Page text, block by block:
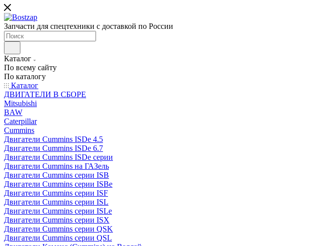
Запчасти для спецтехники с доставкой по России
Каталог
По всему сайту
По каталогу
Каталог
ДВИГАТЕЛИ В СБОРЕ
Mitsubishi
BAW
Caterpillar
Cummins
Двигатели Cummins ISDe 4.5
Двигатели Cummins ISDe 6.7
Двигатели Cummins ISDe серии
Двигатели Cummins на ГАЗель
Двигатели Cummins серии ISB
Двигатели Cummins серии ISBe
Двигатели Cummins серии ISF
Двигатели Cummins серии ISL
Двигатели Cummins серии ISLe
Двигатели Cummins серии ISX
Двигатели Cummins серии QSK
Двигатели Cummins серии QSL